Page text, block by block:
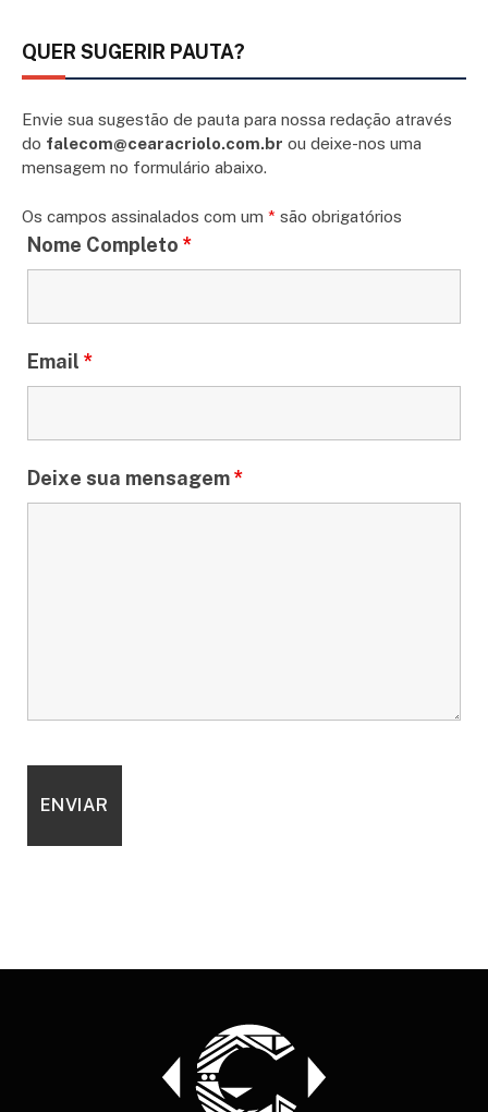
QUER SUGERIR PAUTA?
Envie sua sugestão de pauta para nossa redação através
do falecom@cearacriolo.com.br ou deixe-nos uma
mensagem no formulário abaixo.
Os campos assinalados com um * são obrigatórios
Nome Completo *
Email *
Deixe sua mensagem*